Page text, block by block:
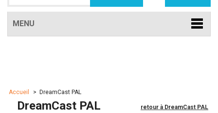
MENU
Accueil > DreamCast PAL
retour à DreamCast PAL
DreamCast PAL